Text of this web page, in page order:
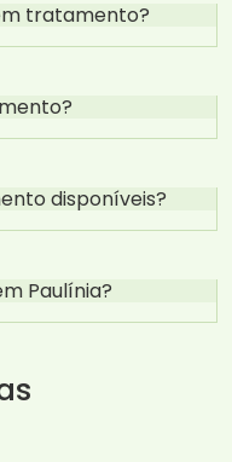
tratamento?
disponíveis?
Paulínia?